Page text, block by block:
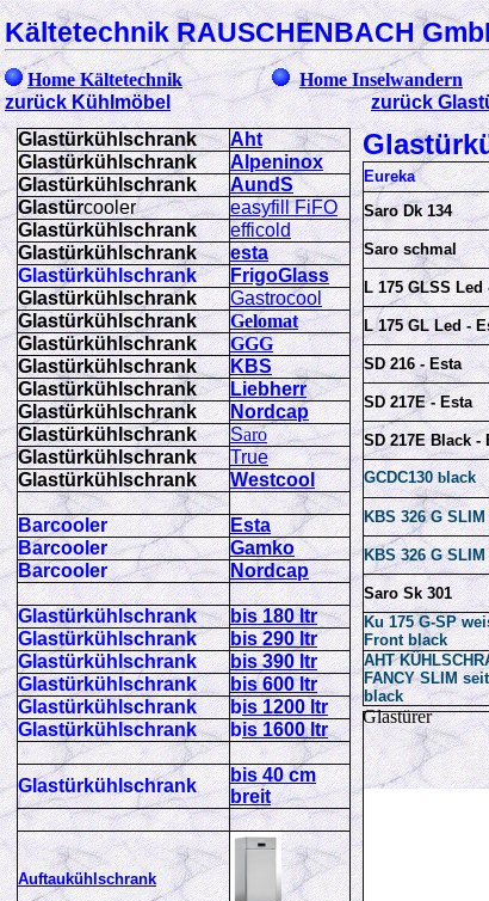
Kältetechnik RAUSCHENBACH
Home Kältetechnik Home Inselwandern
zurück Kühlmöbel
zurück
Glastürkühlschrank
Aht
Glastürkühlschrank
Alpeninox
Glastürkühlschrank
AundS
Glastürcooler
easyfill FiFO
Glastürkühlschrank
efficold
Glastürkühlschrank
esta
Glastürkühlschrank
FrigoGlass
Glastürkühlschrank
Gastrocool
Glastürkühlschrank
Gelomat
Glastürkühlschrank
GGG
Glastürkühlschrank
KBS
Glastürkühlschrank
Liebherr
Glastürkühlschrank
Nordcap
Glastürkühlschrank
Saro
Glastürkühlschrank
True
Glastürkühlschrank
Westcool
Barcooler
Esta
Barcooler
Gamko
Barcooler
Nordcap
Glastürkühlschrank
bis 180 ltr
Glastürkühlschrank
bis 290 ltr
Glastürkühlschrank
bis 390 ltr
Glastürkühlschrank
bis 600 ltr
Glastürkühlschrank
bis 1200 ltr
Glastürkühlschrank
bis 1600 ltr
Glastürkühlschrank
bis 40 cm
breit
Auftaukühlschrank
Eureka
Saro Dk 134
Saro schmal
L 175 GLSS Led
L 175 GL Led -
SD 216 - Esta
SD 217E - Esta
SD 217E Black -
GCDC130black
KBS 326 G
KBS 326 G
Saro Sk 301
Ku 175 G-SP
Front black
AHT
FANCY SLIM
black
Glastürer